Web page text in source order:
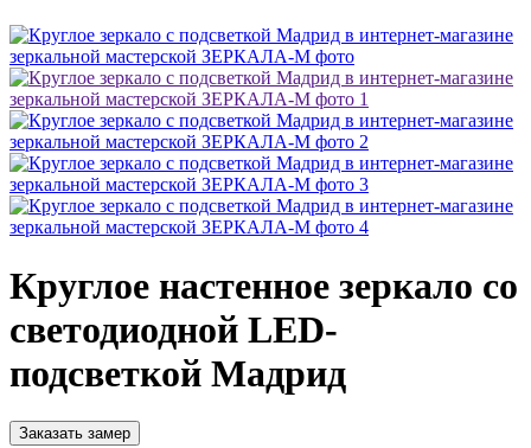
Круглое настенное зеркало со
светодиодной LED-
подсветкой Мадрид
Заказать замер